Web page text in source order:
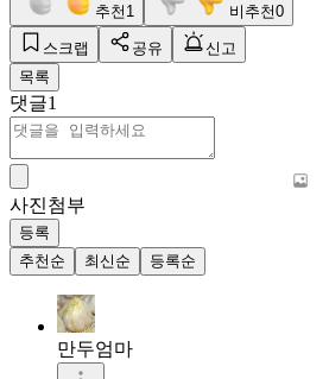
추천 1 비추천0
스크랩 공유
신고
목록
댓글1
사진첨부
등록
추천순
최신순 등록순
만두엄마